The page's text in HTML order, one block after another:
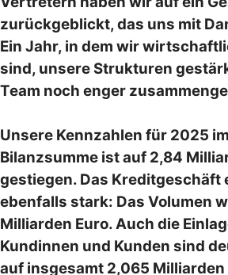
zurückgeblickt, das uns mit
Ein Jahr, in dem wir
sind, unsere Strukturen
Team noch enger
Unsere Kennzahlen für 2025
Bilanzsumme ist auf 2,84
gestiegen. Das Kreditgeschäft
ebenfalls stark: Das Volumen
Milliarden Euro. Auch die
Kundinnen und Kunden sind
auf insgesamt 2,065 Milliarden